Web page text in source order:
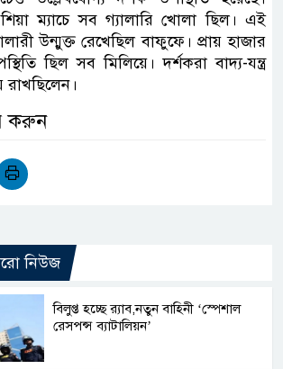
ম্যাচে সব গ্যালারি খোলা ছিল। এই
উন্মুক্ত রেখেছিল বাফুফে। প্রায় হাজার
ছিল সব মিলিয়ে। দর্শকরা বাদ্য-যন্ত্র
রাখছিলেন।
করুন
নিউজ
বিলুপ্ত হচ্ছে র‍্যাব,নতুন বাহিনী ‘স্পেশাল
রেসপন্স ব্যাটালিয়ন’